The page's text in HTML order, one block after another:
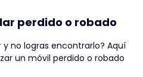
perdido o robado
no logras encontrarlo? Aquí
un móvil perdido o robado